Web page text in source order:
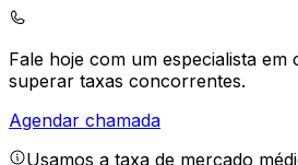
Fale hoje com um especialista em
superar taxas concorrentes.
Agendar chamada
Usamos a taxa de mercado